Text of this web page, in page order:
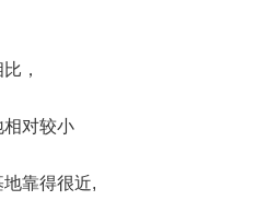
，
相对较小
靠得很近,